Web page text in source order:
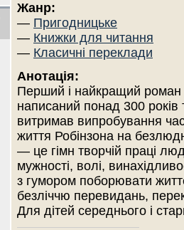
Жанр:
— Пригодницьке
— Книжки для читання
— Класичні переклади
Анотація:
Перший і найкращий
написаний понад 300 років
витримав випробування
життя Робінзона на
— це гімн творчій праці
мужності, волі,
з гумором поборювати
безліччю перевидань,
Для дітей середнього і